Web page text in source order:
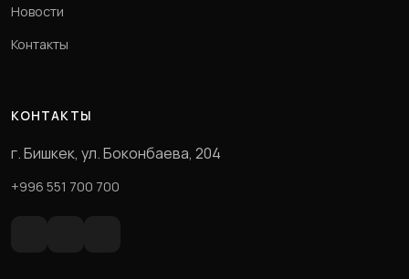
Новости
Контакты
КОНТАКТЫ
г. Бишкек, ул. Боконбаева, 204
+996 551 700 700